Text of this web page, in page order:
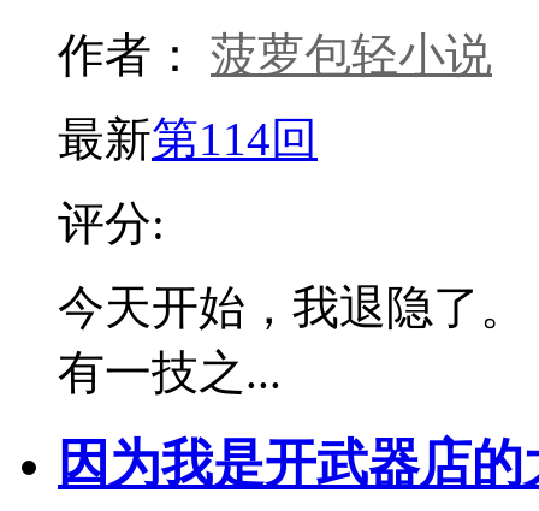
作者：
菠萝包轻小说
最新第114回
评分:
今天开始，我退隐了
有一技之...
因为我是开武器店的